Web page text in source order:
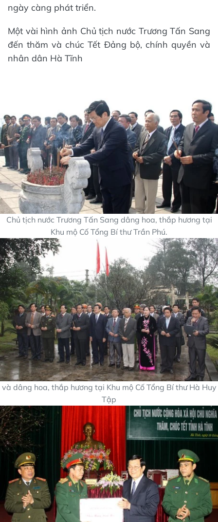
ngày càng phát triển.
Một vài hình ảnh Chủ tịch nước Trương Tấn Sang
đến thăm và chúc Tết Đảng bộ, chính quyền và
nhân dân Hà Tĩnh
Chủ tịch nước Trương Tấn Sang dâng hoa, thắp hương tại
Khu mộ Cố Tổng Bí thư Trần Phú.
và dâng hoa, thắp hương tại Khu mộ Cố Tổng Bí thư Hà Huy
Tập